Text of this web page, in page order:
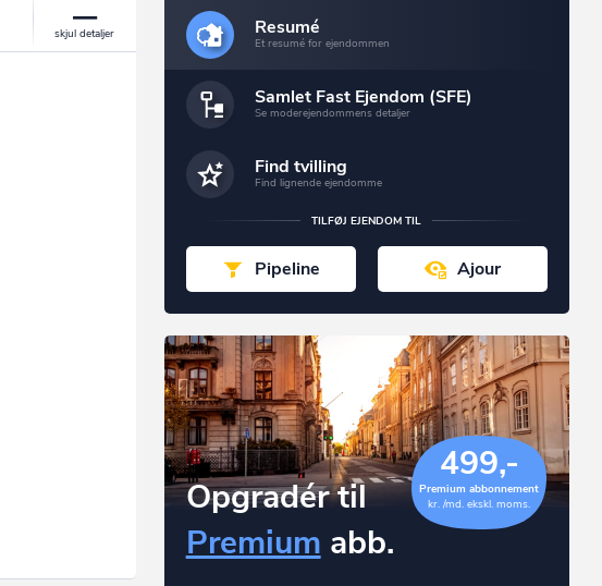
Resumé
Et resumé for ejendommen
Samlet Fast Ejendom (SFE)
Se moderejendommens detaljer
Find tvilling
Find lignende ejendomme
TILFØJ EJENDOM TIL
Pipeline Ajour
499,-
Premium abbonnement
kr. /md. ekskl. moms.
Opgradér til
Premium abb.